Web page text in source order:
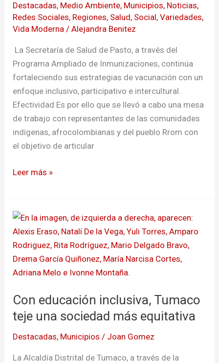
Destacadas, Medio Ambiente, Municipios, Noticias,
Redes Sociales, Regiones, Salud, Social,Variedades,
Vida Moderna /Alejandra Benitez
La Secretaría de Salud de Pasto, a través del
Programa Ampliado de Inmunizaciones, continúa
fortaleciendo sus estrategias de vacunación con un
enfoque inclusivo, participativo e intercultural.
Efectividad Es por ello que se llevó a cabo una mesa
de trabajo con representantes de las comunidades
indígenas, afrocolombianas y del pueblo Rrom con
el objetivo de articular
apartada
en
Pasto
Leer más »
Con educación inclusiva, Tumaco
teje una sociedad más equitativa
Destacadas, Municipios / Joan Gomez
La Alcaldía Distrital de Tumaco, a través de la
Con
educación
inclusiva,
Tumaco
teje
sociedad
más